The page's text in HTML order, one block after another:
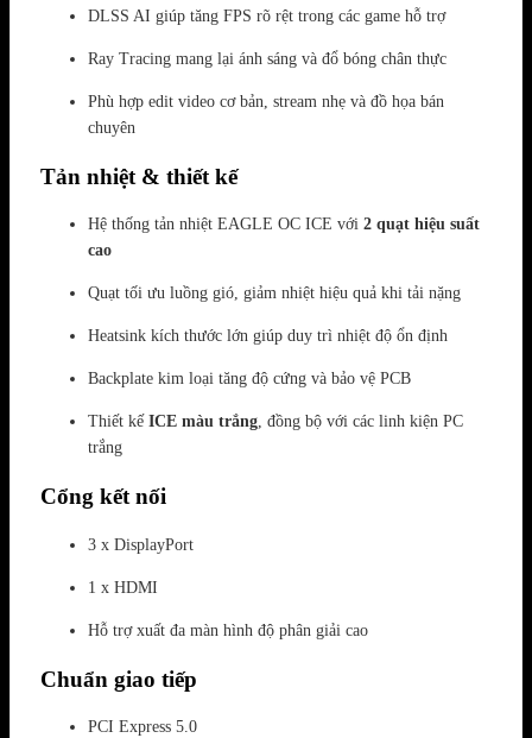
DLSS AI giúp tăng FPS rõ rệt trong các game hỗ trợ
Ray Tracing mang lại ánh sáng và đổ bóng chân thực
Phù hợp edit video cơ bản, stream nhẹ và đồ họa bán
chuyên
Tản nhiệt & thiết kế
Hệ thống tản nhiệt EAGLE OC ICE với 2 quạt hiệu suất
cao
Quạt tối ưu luồng gió, giảm nhiệt hiệu quả khi tải nặng
Heatsink kích thước lớn giúp duy trì nhiệt độ ổn định
Backplate kim loại tăng độ cứng và bảo vệ PCB
Thiết kế ICE màu trắng, đồng bộ với các linh kiện PC
trắng
Cổng kết nối
3 x DisplayPort
1 x HDMI
Hỗ trợ xuất đa màn hình độ phân giải cao
Chuẩn giao tiếp
PCI Express 5.0